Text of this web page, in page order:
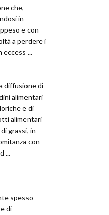
che,
in
e con
a perdere i
eccess ...
diffusione di
alimentari
e di
alimentari
grassi, in
con
...
spesso
di